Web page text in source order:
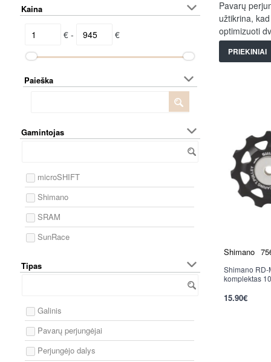
Kaina
€ - €
Paieška
Gamintojas
microSHIFT
Shimano
SRAM
SunRace
Tipas
Galinis
Pavarų perjungėjai
Perjungėjo dalys
Pavarų
užtikrina,
optimizuoti
PRIEKINIAI
Nauja
per 2-3 d.
Shimano
Shimano RD-
komplektas
15.90€